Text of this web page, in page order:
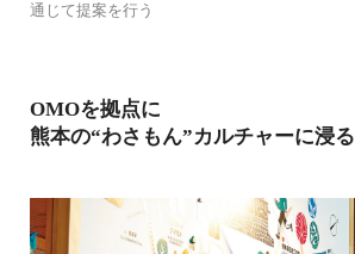
通じて提案を行う
OMOを拠点に
熊本の“わさもん”カルチャーに浸る